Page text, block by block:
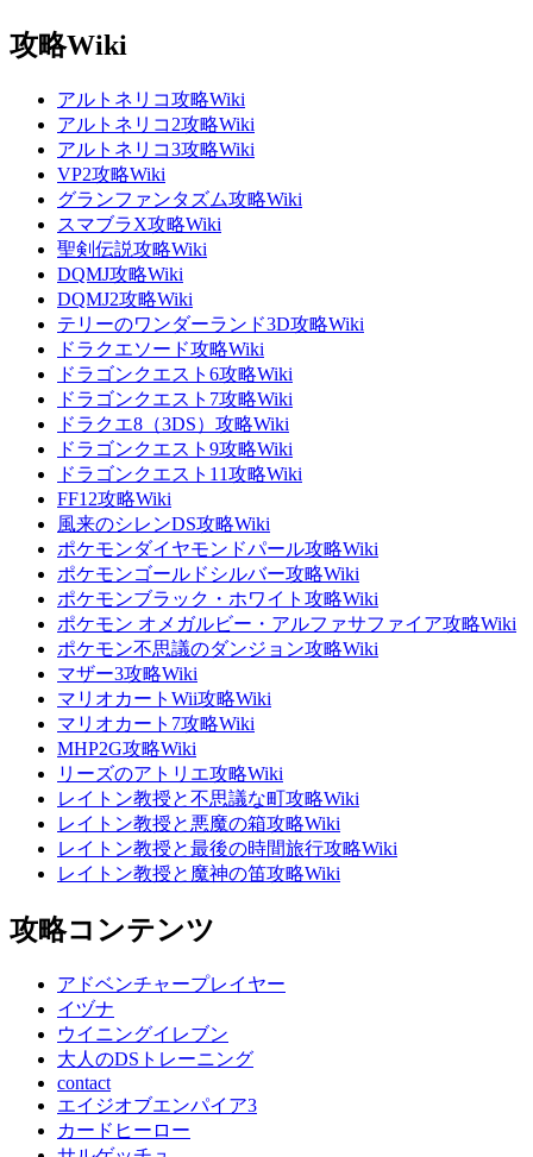
攻略Wiki
アルトネリコ攻略Wiki
アルトネリコ2攻略Wiki
アルトネリコ3攻略Wiki
VP2攻略Wiki
グランファンタズム攻略Wiki
スマブラX攻略Wiki
聖剣伝説攻略Wiki
DQMJ攻略Wiki
DQMJ2攻略Wiki
テリーのワンダーランド3D攻略Wiki
ドラクエソード攻略Wiki
ドラゴンクエスト6攻略Wiki
ドラゴンクエスト7攻略Wiki
ドラクエ8（3DS）攻略Wiki
ドラゴンクエスト9攻略Wiki
ドラゴンクエスト11攻略Wiki
FF12攻略Wiki
風来のシレンDS攻略Wiki
ポケモンダイヤモンドパール攻略Wiki
ポケモンゴールドシルバー攻略Wiki
ポケモンブラック・ホワイト攻略Wiki
ポケモン オメガルビー・アルファサファイア攻略Wiki
ポケモン不思議のダンジョン攻略Wiki
マザー3攻略Wiki
マリオカートWii攻略Wiki
マリオカート7攻略Wiki
MHP2G攻略Wiki
リーズのアトリエ攻略Wiki
レイトン教授と不思議な町攻略Wiki
レイトン教授と悪魔の箱攻略Wiki
レイトン教授と最後の時間旅行攻略Wiki
レイトン教授と魔神の笛攻略Wiki
攻略コンテンツ
アドベンチャープレイヤー
イヅナ
ウイニングイレブン
大人のDSトレーニング
contact
エイジオブエンパイア3
カードヒーロー